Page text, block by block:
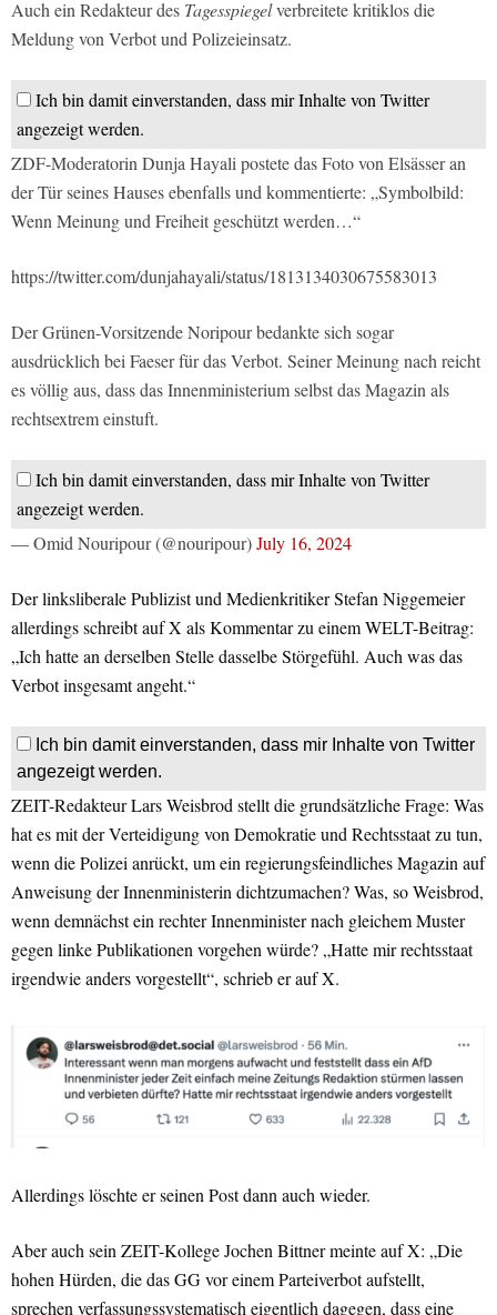
Auch ein Redakteur des Tagesspiegelverbreitete kritiklos die
Meldung von Verbot und Polizeieinsatz.
Ich bin damit einverstanden, dass mir Inhalte von Twitter
angezeigt werden.
ZDF-Moderatorin Dunja Hayali postete das Foto von Elsässer an
der Tür seines Hauses ebenfalls und kommentierte: „Symbolbild:
Wenn Meinung und Freiheit geschützt werden…“
https://twitter.com/dunjahayali/status/1813134030675583013
Der Grünen-Vorsitzende Noripour bedankte sich sogar
ausdrücklich bei Faeser für das Verbot. Seiner Meinung nach reicht
es völlig aus, dass das Innenministerium selbst das Magazin als
rechtsextrem einstuft.
Ich bin damit einverstanden, dass mir Inhalte von Twitter
angezeigt werden.
— Omid Nouripour (@nouripour)July 16, 2024
Der linksliberale Publizist und Medienkritiker Stefan Niggemeier
allerdings schreibt auf X als Kommentar zu einem WELT-Beitrag:
„Ich hatte an derselben Stelle dasselbe Störgefühl. Auch was das
Verbot insgesamt angeht.“
Ich bin damit einverstanden, dass mir Inhalte von Twitter
angezeigt werden.
ZEIT-Redakteur Lars Weisbrod stellt die grundsätzliche Frage: Was
hat es mit der Verteidigung von Demokratie und Rechtsstaat zu tun,
wenn die Polizei anrückt, um ein regierungsfeindliches Magazin auf
Anweisung der Innenministerin dichtzumachen? Was, so Weisbrod,
wenn demnächst ein rechter Innenminister nach gleichem Muster
gegen linke Publikationen vorgehen würde? „Hatte mir rechtsstaat
irgendwie anders vorgestellt“, schrieb er auf X.
Allerdings löschte er seinen Post dann auch wieder.
Aber auch sein ZEIT-Kollege Jochen Bittner meinte auf X: „Die
hohen Hürden, die das GG vor einem Parteiverbot aufstellt,
sprechen verfassungssystematisch eigentlich dagegen, dass eine